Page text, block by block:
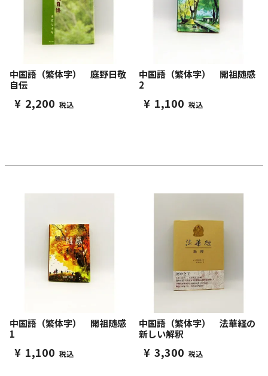
中国語（繁体字） 庭野日敬
自伝
¥ 2,200 税込
中国語（繁体字） 開祖随感
2
¥ 1,100 税込
中国語（繁体字） 開祖随感
1
¥ 1,100 税込
中国語（繁体字） 法華経の
新しい解釈
¥ 3,300 税込